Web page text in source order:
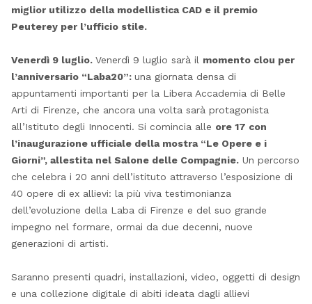
miglior utilizzo della modellistica CAD e il premio
Peuterey per l’ufficio stile.
Venerdì 9 luglio. Venerdì 9 luglio sarà il momento clou per
l’anniversario “Laba20”: una giornata densa di
appuntamenti importanti per la Libera Accademia di Belle
Arti di Firenze, che ancora una volta sarà protagonista
all’Istituto degli Innocenti. Si comincia alle ore 17 con
l’inaugurazione ufficiale della mostra “Le Opere e i
Giorni”, allestita nel Salone delle Compagnie.Un percorso
che celebra i 20 anni dell’istituto attraverso l’esposizione di
40 opere di ex allievi: la più viva testimonianza
dell’evoluzione della Laba di Firenze e del suo grande
impegno nel formare, ormai da due decenni, nuove
generazioni di artisti.
Saranno presenti quadri, installazioni, video, oggetti di design
e una collezione digitale di abiti ideata dagli allievi